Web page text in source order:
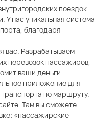
поездок
У нас уникальная система
благодаря
вас. Разрабатываем
перевозок пассажиров,
ваши деньги.
приложение для
по маршруту.
Там вы сможете
«пассажирские